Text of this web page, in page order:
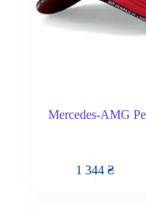
Mercedes-AMG
1 344₴